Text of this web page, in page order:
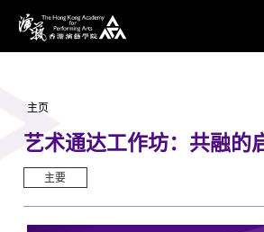
香港演艺学院
主页
艺术通达工作坊：共融的
主要